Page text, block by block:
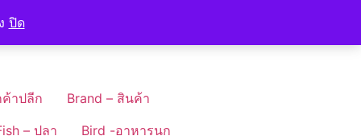
ปิด
าปลีก
Brand – สินค้า
– ปลา
Bird -อาหารนก